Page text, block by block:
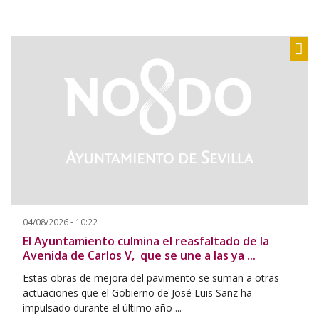
04/08/2026 - 10:22
El Ayuntamiento culmina el reasfaltado de la
Avenida de Carlos V, que se une a las ya ...
Estas obras de mejora del pavimento se suman a otras
actuaciones que el Gobierno de José Luis Sanz ha
impulsado durante el último año ...